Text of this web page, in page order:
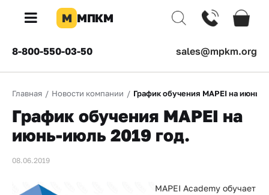
×
КОМПАНИЯ
О
компании
Оплата
М МПКМ
8-800-550-03-50 sales@mpkm.org
Главная / Новости компании / График обучения MAPEI на июнь-
График обучения MAPEI на
июнь-июль 2019 год.
08.06.2019
MAPEI Academy обучает